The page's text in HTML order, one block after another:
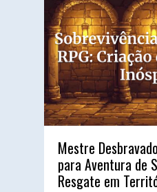
Mestre
para Aventura de
Resgate em